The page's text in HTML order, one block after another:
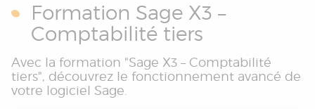
Formation Sage X3 –
Comptabilité tiers
Avec la formation "Sage X3 – Comptabilité
tiers", découvrez le fonctionnement avancé de
votre logiciel Sage.